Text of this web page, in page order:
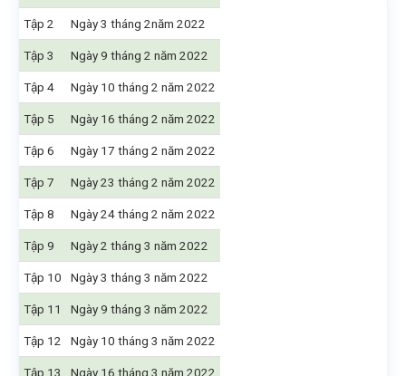
Tập 2 Ngày 3 tháng 2năm 2022
Tập 3 Ngày 9 tháng 2 năm 2022
Tập 4 Ngày 10 tháng 2 năm 2022
Tập 5 Ngày 16 tháng 2 năm 2022
Tập 6 Ngày 17 tháng 2 năm 2022
Tập 7 Ngày 23 tháng 2 năm 2022
Tập 8 Ngày 24 tháng 2 năm 2022
Tập 9 Ngày 2 tháng 3 năm 2022
Tập 10 Ngày 3 tháng 3 năm 2022
Tập 11 Ngày 9 tháng 3 năm 2022
Tập 12 Ngày 10 tháng 3 năm 2022
Tập 13 Ngày 16 tháng 3 năm 2022